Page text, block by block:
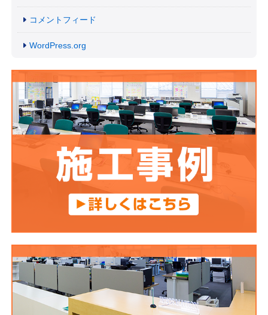
コメントフィード
WordPress.org